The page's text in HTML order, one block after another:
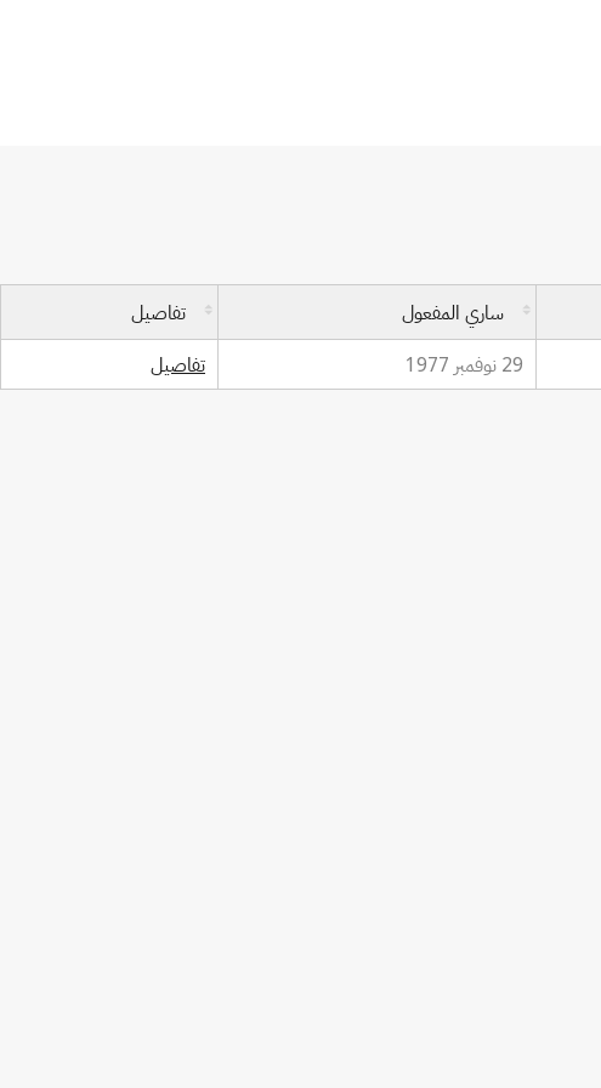
ساري المفعول
تفاصيل
29 نوفمبر 1977 تفاصيل